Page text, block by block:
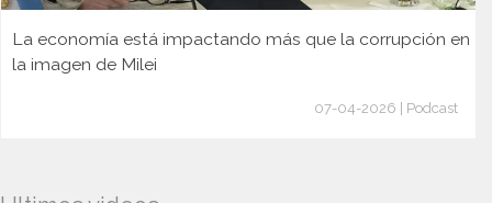
La economía está impactando más que la corrupción en
la imagen de Milei
07-04-2026 | Podcast